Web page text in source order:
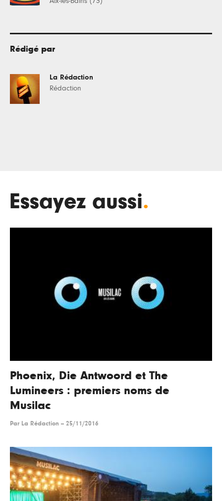
Rédigé par
La Rédaction
Rédaction
Essayez aussi.
Phoenix, Die Antwoord et The
Lumineers : premiers noms de
Musilac
Par La Rédaction -- 25/11/2016